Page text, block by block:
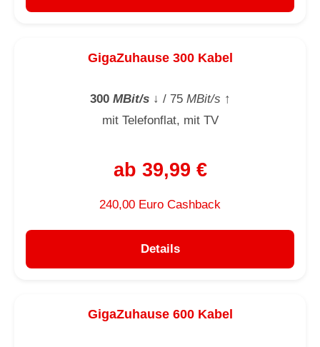
GigaZuhause 300 Kabel
300MBit/s↓ / 75MBit/s ↑
mit Telefonflat, mit TV
ab 39,99 €
240,00 Euro Cashback
Details
GigaZuhause 600 Kabel